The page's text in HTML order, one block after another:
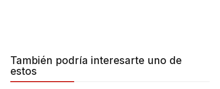
También podría interesarte uno de
estos